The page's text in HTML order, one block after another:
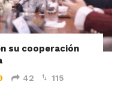
su cooperación
42 115